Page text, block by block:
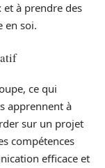
à prendre des
en soi.
ce qui
apprennent à
sur un projet
compétences
efficace et